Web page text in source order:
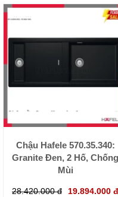
Chậu Hafele 570.35.340:
Granite Đen, 2 Hố, Chống
Mùi
28.420.000 đ 19.894.000 đ